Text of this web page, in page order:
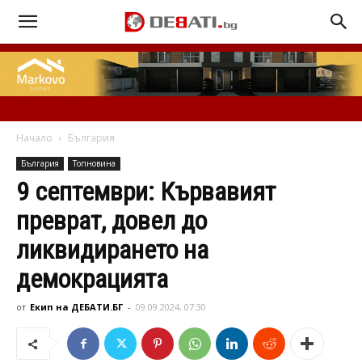
Начало България
България Топновина
9 септември: Кървавият
преврат, довел до
ликвидирането на
демокрацията
от Екип на ДЕБАТИ.БГ - 09.09.2024, 07:30